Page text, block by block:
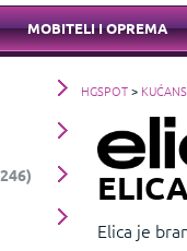
MOBITELI I OPREMA
HGSPOT>
Elica je